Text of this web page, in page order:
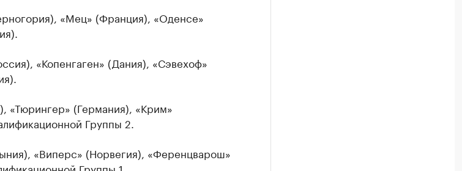
«Мец» (Франция), «Оденсе»
«Копенгаген» (Дания), «Сэвехоф»
«Тюрингер» (Германия), «Крим»
Группы 2.
«Виперс» (Норвегия), «Ференцварош»